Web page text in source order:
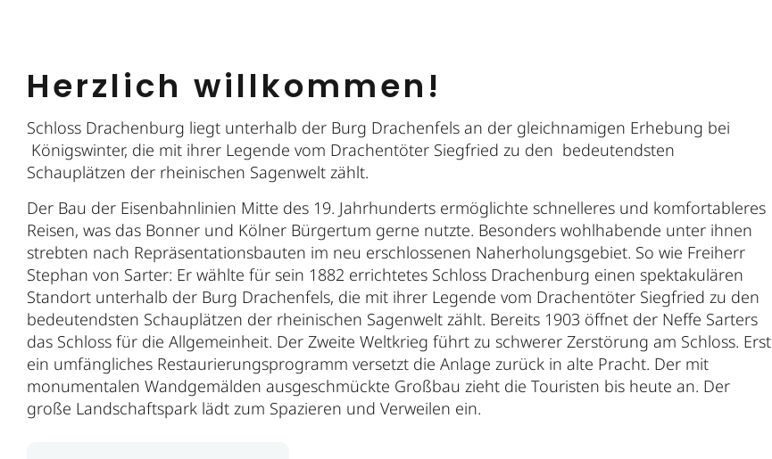
Herzlich willkommen!
Schloss Drachenburg liegt unterhalb der Burg Drachenfels an der gleichnamigen Erhebung bei
Königswinter, die mit ihrer Legende vom Drachentöter Siegfried zu den bedeutendsten
Schauplätzen der rheinischen Sagenwelt zählt.
Der Bau der Eisenbahnlinien Mitte des 19. Jahrhunderts ermöglichte schnelleres und komfortableres
Reisen, was das Bonner und Kölner Bürgertum gerne nutzte. Besonders wohlhabende unter ihnen
strebten nach Repräsentationsbauten im neu erschlossenen Naherholungsgebiet. So wie Freiherr
Stephan von Sarter: Er wählte für sein 1882 errichtetes Schloss Drachenburg einen spektakulären
Standort unterhalb der Burg Drachenfels, die mit ihrer Legende vom Drachentöter Siegfried zu den
bedeutendsten Schauplätzen der rheinischen Sagenwelt zählt. Bereits 1903 öffnet der Neffe Sarters
das Schloss für die Allgemeinheit. Der Zweite Weltkrieg führt zu schwerer Zerstörung am Schloss. Erst
ein umfängliches Restaurierungsprogramm versetzt die Anlage zurück in alte Pracht. Der mit
monumentalen Wandgemälden ausgeschmückte Großbau zieht die Touristen bis heute an. Der
große Landschaftspark lädt zum Spazieren und Verweilen ein.